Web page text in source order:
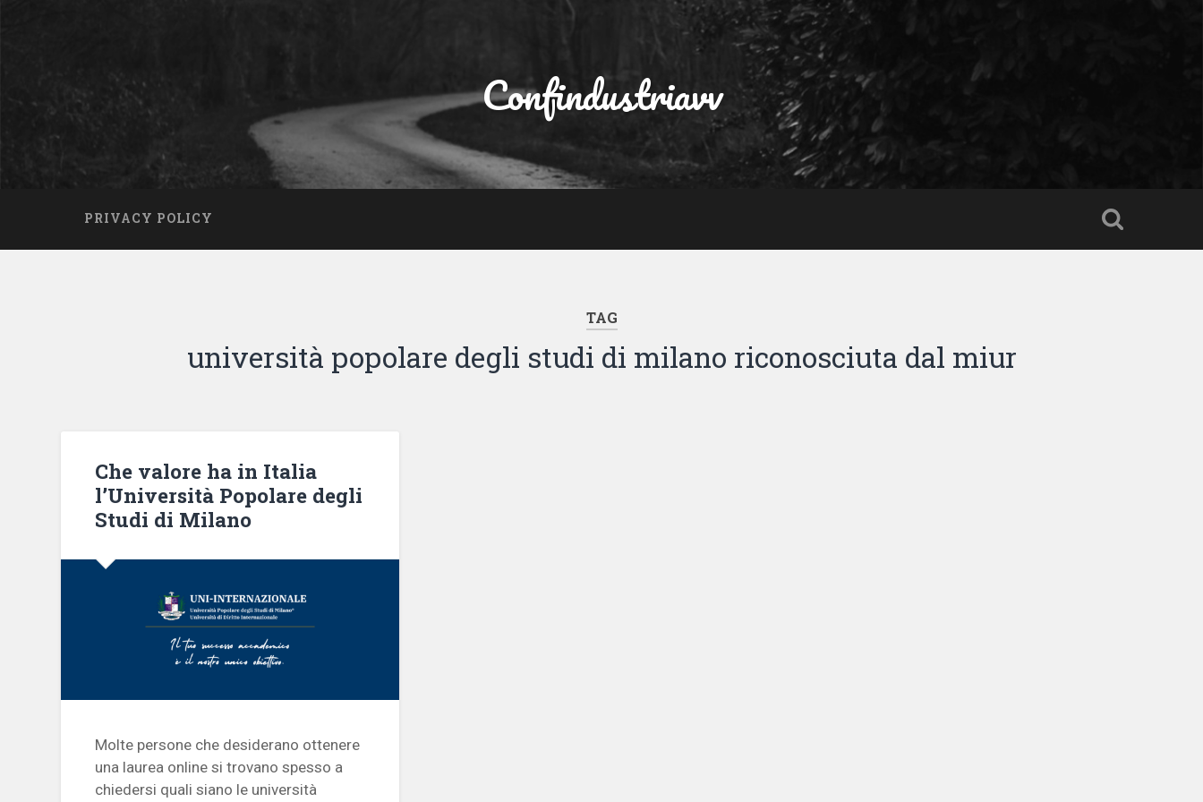
Confindustriavv
PRIVACY POLICY
TAG
università popolare degli studi di milano riconosciuta dal miur
Che valore ha in Italia
l’Università Popolare degli
Studi di Milano
Molte persone che desiderano ottenere
una laurea online si trovano spesso a
chiedersi quali siano le università